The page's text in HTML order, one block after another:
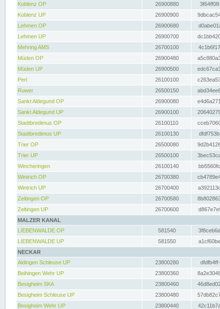
Koblenz OP
26900880
Koblenz UP
26900900
Lehmen OP
26900680
Lehmen UP
26900700
Mehring AMS
26700100
Müden OP
26900480
Müden UP
26900500
Perl
26100100
Ruwer
26500150
Sankt Aldegund OP
26900080
Sankt Aldegund UP
26900100
Stadtbredimus OP
26100110
Stadtbredimus UP
26100130
Trier OP
26500080
Trier UP
26500100
Wincheringen
26100140
Wintrich OP
26700380
Wintrich UP
26700400
Zeltingen OP
26700580
Zeltingen UP
26700600
MALZER KANAL
LIEBENWALDE OP
581540
LIEBENWALDE UP
581550
NECKAR
Aldingen Schleuse UP
23800280
Beihingen Wehr UP
23800360
Besigheim SKA
23800460
Besigheim Schleuse UP
23800480
Besigheim Wehr UP
23800440